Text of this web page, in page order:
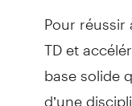
Pour
TD et
base solide
d’une